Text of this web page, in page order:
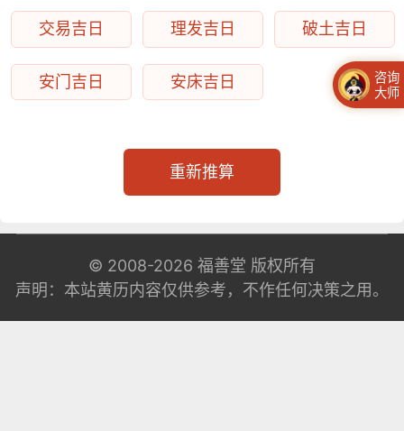
交易吉日 理发吉日 破土吉日
安门吉日 安床吉日
重新推算
© 2008-2026 福善堂 版权所有
声明：本站黄历内容仅供参考，不作任何决策之用。
咨询
大师